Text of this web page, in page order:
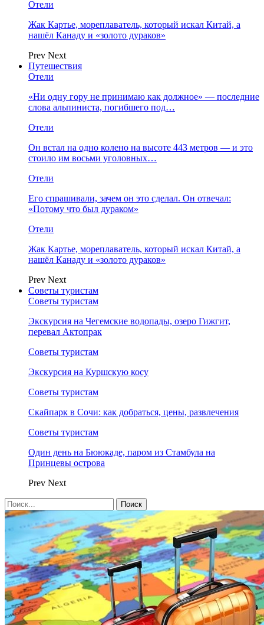
Отели
Жак Картье, мореплаватель, который искал Китай, а
нашёл Канаду и «золото дураков»
Prev Next
Путешествия
Отели
«Ни одну гору не принимаю как должное» — последние
слова альпиниста, погибшего под…
Отели
Он встал на одно колено на высоте 443 метров — и это
стоило им восьми уголовных…
Отели
Его спрашивали, зачем он это сделал. Он отвечал:
«Потому что был дураком»
Отели
Жак Картье, мореплаватель, который искал Китай, а
нашёл Канаду и «золото дураков»
Prev Next
Советы туристам
Советы туристам
Экскурсия на Чегемские водопады, озеро Гижгит,
перевал Актопрак
Советы туристам
Экскурсия на Куршскую косу
Советы туристам
Скайпарк в Сочи: как добраться, цены, развлечения
Советы туристам
Один день на Бююкаде, паром из Стамбула на
Принцевы острова
Prev Next